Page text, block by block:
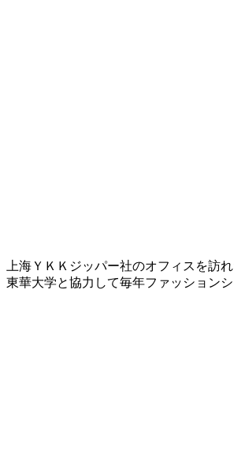
上海ＹＫＫジッパー社のオフィスを訪
東華大学と協力して毎年ファッション